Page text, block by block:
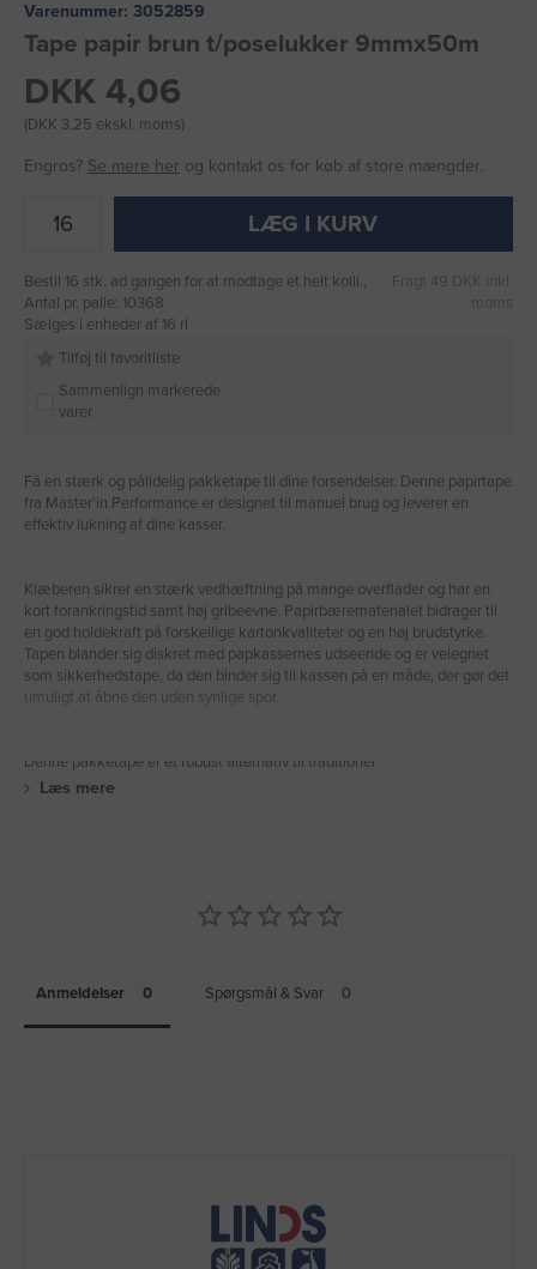
Varenummer: 3052859
Tape papir brun t/poselukker 9mmx50m
DKK 4,06
(DKK 3,25 ekskl. moms)
Engros? Se mere her og kontakt os for køb af store mængder.
LÆG I KURV
Bestil 16 stk. ad gangen for at modtage et helt kolli.,
Antal pr. palle: 10368
Sælges i enheder af 16 rl
Fragt 49 DKK inkl.
moms
Tilføj til favoritliste
Sammenlign markerede
varer
Få en stærk og pålidelig pakketape til dine forsendelser. Denne papirtape
fra Master'in Performance er designet til manuel brug og leverer en
effektiv lukning af dine kasser.
Klæberen sikrer en stærk vedhæftning på mange overflader og har en
kort forankringstid samt høj gribeevne. Papirbærematerialet bidrager til
en god holdekraft på forskellige kartonkvaliteter og en høj brudstyrke.
Tapen blander sig diskret med papkassernes udseende og er velegnet
som sikkerhedstape, da den binder sig til kassen på en måde, der gør det
umuligt at åbne den uden synlige spor.
Denne pakketape er et robust alternativ til traditionel
Læs mere
Anmeldelser Spørgsmål & Svar